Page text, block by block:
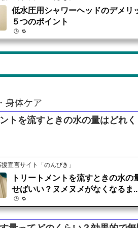
低水圧用シャワーヘッドのデメリ
５つのポイント
🕒️ 🔁️
身体ケア
トを流すときの水の量はどれ
宣言サイト「のんびき」
トリートメントを流すときの水の
せばいい？ヌメヌメがなくなるま
🕒️ 🔁️